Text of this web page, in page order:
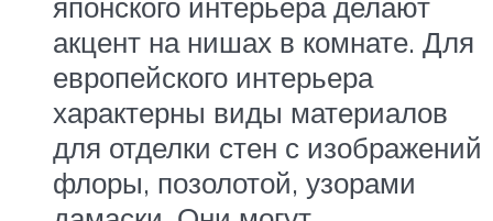
акцент на нишах в комнате. Для
европейского интерьера
характерны виды материалов
для отделки стен с изображений
флоры, позолотой, узорами